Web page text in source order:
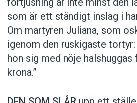
förtjusning är inte minst den
som är ett ständigt inslag i
Om martyren Juliana, som
igenom den ruskigaste
hon sig med nöje
krona.”